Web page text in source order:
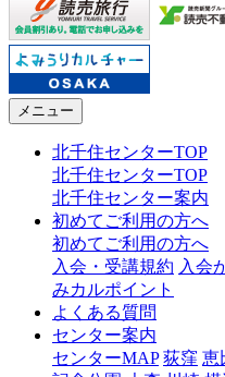
メニュー
北千住センターTOP
北千住センターTOP
北千住センター案内
初めてご利用の方へ
初めてご利用の方へ
入会・受講規約 入会
みカルポイント
よくある質問
センター案内
センターMAP 荻窪 恵